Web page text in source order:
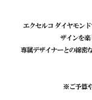
エクセルコ ダイヤモン
ザインを楽
専属デザイナーとの綿密
※ご予算